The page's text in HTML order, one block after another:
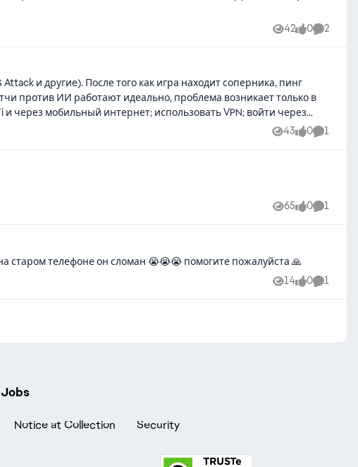
42
Views 0
likes 2
43
Views 0
likes 1
Comment
65
Views 0
likes 1
Comment
старом телефоне он сломан 😭😭😭 помогите пожалуйста 🙏
14
Views 0
likes 1
Comment
Jobs
Notice at Collection Security